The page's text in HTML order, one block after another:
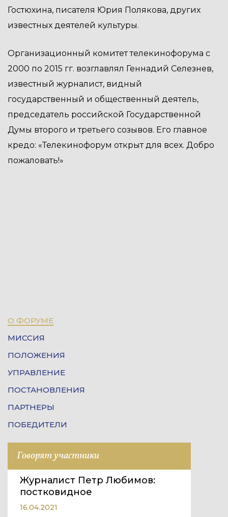
Гостюхина, писателя Юрия Полякова, других
известных деятелей культуры.
Организационный комитет телекинофорума с
2000 по 2015 гг. возглавлял Геннадий Селезнев,
известный журналист, видный
государственный и общественный деятель,
председатель российской Государственной
Думы второго и третьего созывов. Его главное
кредо: «Телекинофорум открыт для всех. Добро
пожаловать!»
О ФОРУМЕ
МИССИЯ
ПОЛОЖЕНИЯ
УПРАВЛЕНИЕ
ПОСТАНОВЛЕНИЯ
ПАРТНЕРЫ
ПОБЕДИТЕЛИ
Говорят участники
Журналист Петр Любимов:
постковидное
16.04.2021